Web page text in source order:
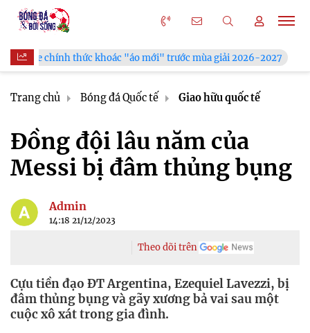
khoác "áo mới" trước mùa giải 2026-2027 Xã Hùng Châu
Trang chủ Bóng đá Quốc tế Giao hữu quốc tế
Đồng đội lâu năm của
Messi bị đâm thủng bụng
Admin
14:18 21/12/2023
Theo dõi trên
Cựu tiền đạo ĐT Argentina, Ezequiel Lavezzi, bị
đâm thủng bụng và gãy xương bả vai sau một
cuộc xô xát trong gia đình.